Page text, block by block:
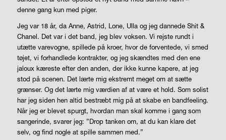
denne gang kun med piger.
Jeg var 18 år, da Anne, Astrid, Lone, Ulla og jeg dannede Shit &
Chanel. Det var i det band, jeg blev voksen. Vi rejste rundt i
utætte varevogne, spillede på kroer, hvor de forventede, vi smed
tøjet, vi forhandlede kontrakter, og jeg skændtes med den ene
jaloux kæreste efter den anden, der ikke kunne kapere, at jeg
stod på scenen. Det lærte mig ekstremt meget om at sætte
grænser. Og det lærte mig værdien af at være et hold. Som solist
har jeg siden hen altid bestræbt mig på at skabe en bandfeeling.
Når jeg er blevet spurgt, hvordan man skal komme i gang som
sangerinde, svarer jeg: ”Drop tanken om, at du kan klare det
selv, og find nogle at spille sammen med.”